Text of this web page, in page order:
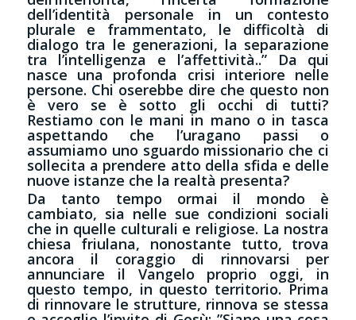
dell’identità personale in un contesto
plurale e frammentato, le difficoltà di
dialogo tra le generazioni, la separazione
tra l’intelligenza e l’affettività..” Da qui
nasce una profonda crisi interiore nelle
persone. Chi oserebbe dire che questo non
è vero se è sotto gli occhi di tutti?
Restiamo con le mani in mano o in tasca
aspettando che l’uragano passi o
assumiamo uno sguardo missionario che ci
sollecita a prendere atto della sfida e delle
nuove istanze che la realtà presenta?
Da tanto tempo ormai il mondo è
cambiato, sia nelle sue condizioni sociali
che in quelle culturali e religiose. La nostra
chiesa friulana, nonostante tutto, trova
ancora il coraggio di rinnovarsi per
annunciare il Vangelo proprio oggi, in
questo tempo, in questo territorio. Prima
di rinnovare le strutture, rinnova se stessa